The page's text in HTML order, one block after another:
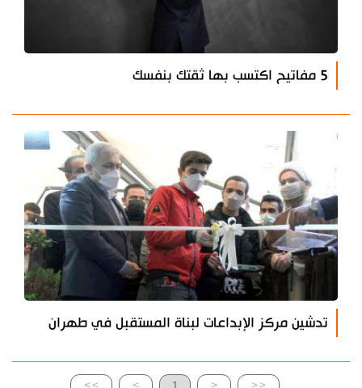
5 مفاتيح اكتسب بها ثقتك بنفسك
تدشين مركز الإبداعات لبناة المستقبل في طهران
>> > 1 < <<